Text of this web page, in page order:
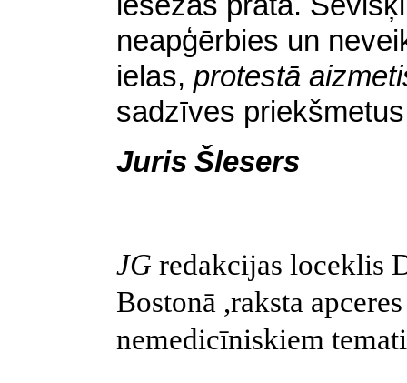
neapģērbies un
ielas, protestā
sadzīves
Juris Šlesers
JG redakcijas loceklis
Bostonā ,raksta
nemedicīniskiem